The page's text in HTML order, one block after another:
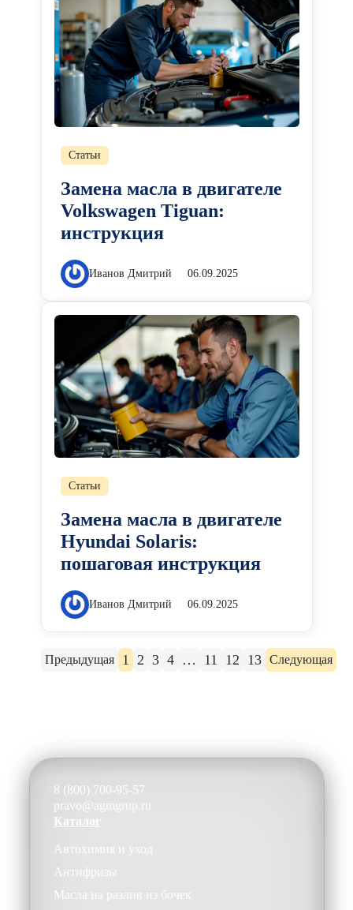
Статьи
Замена масла в двигателе
Volkswagen Tiguan:
инструкция
Иванов Дмитрий 06.09.2025
Статьи
Замена масла в двигателе
Hyundai Solaris:
пошаговая инструкция
Иванов Дмитрий 06.09.2025
Предыдущая 1 2 3 4 … 11 12 13 Следующая
8 (800) 700-95-57
pravo@agmgrup.ru
Каталог
Автохимия и уход
Антифризы
Масла на разлив из бочек